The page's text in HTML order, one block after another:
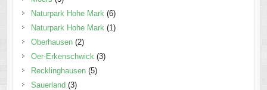
Naturpark Hohe Mark (6)
Naturpark Hohe Mark (1)
Oberhausen(2)
Oer-Erkenschwick (3)
Recklinghausen(5)
Sauerland (3)